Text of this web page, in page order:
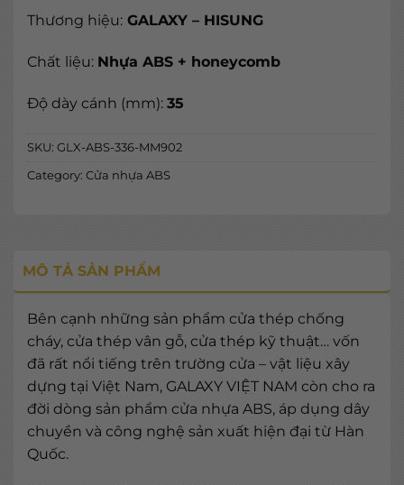
Thương hiệu: GALAXY – HISUNG
Chất liệu: Nhựa ABS + honeycomb
Độ dày cánh (mm): 35
SKU: GLX-ABS-336-MM902
Category: Cửa nhựa ABS
MÔ TẢ SẢN PHẨM
Bên cạnh những sản phẩm cửa thép chống
cháy, cửa thép vân gỗ, cửa thép kỹ thuật… vốn
đã rất nổi tiếng trên trường cửa – vật liệu xây
dựng tại Việt Nam, GALAXY VIỆT NAM còn cho ra
đời dòng sản phẩm cửa nhựa ABS, áp dụng dây
chuyền và công nghệ sản xuất hiện đại từ Hàn
Quốc.